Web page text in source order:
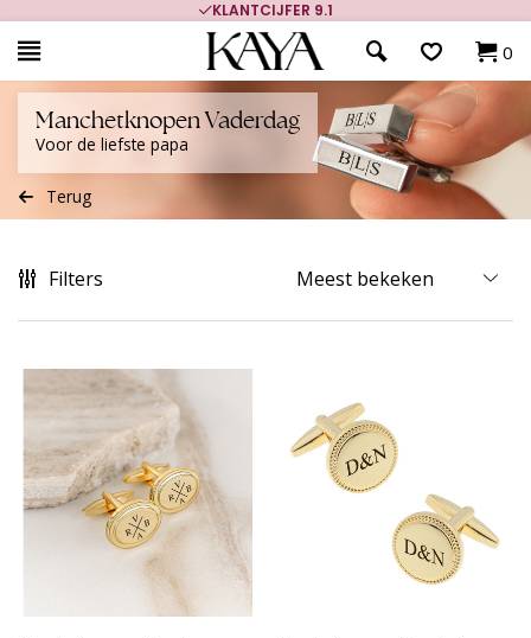
KLANTCIJFER 9.1
0
Manchetknopen Vaderdag
Voor de liefste papa
Terug
Filters